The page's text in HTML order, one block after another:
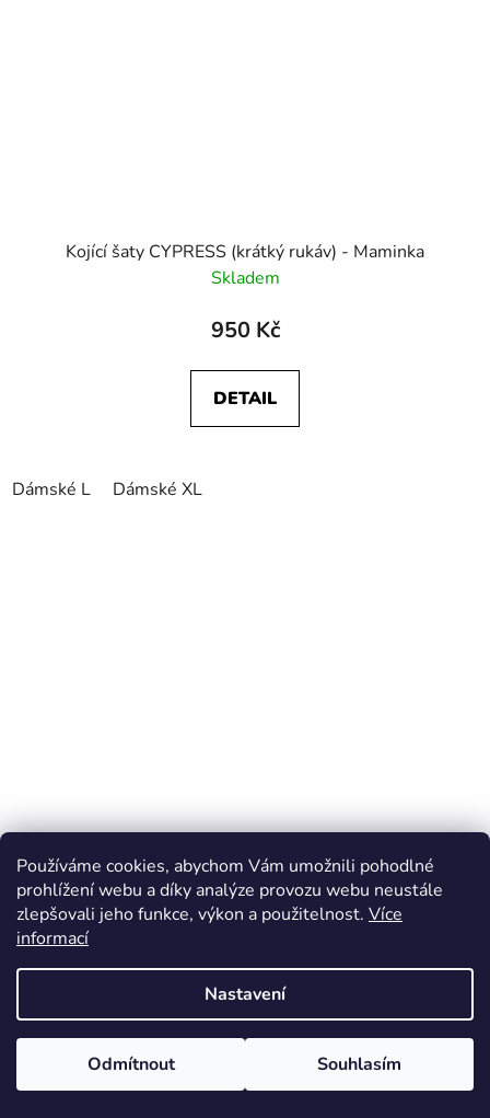
Používáme cookies, abychom Vám umožnili pohodlné
prohlížení webu a díky analýze provozu webu neustále
zlepšovali jeho funkce, výkon a použitelnost. Více
informací
Nastavení
Odmítnout Souhlasím
Kojící šaty CYPRESS (krátký rukáv) - Maminka
Skladem
950 Kč
DETAIL
Dámské L Dámské XL